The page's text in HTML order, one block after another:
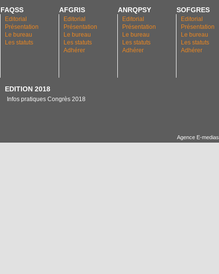
FAQSS AFGRIS ANRQPSY SOFGRES
Editorial
Présentation
Le bureau
Les statuts
Editorial
Présentation
Le bureau
Les statuts
Adhérer
Editorial
Présentation
Le bureau
Les statuts
Adhérer
Editorial
Présentation
Le bureau
Les statuts
Adhérer
EDITION 2018
Infos pratiques Congrès 2018
Agence E-